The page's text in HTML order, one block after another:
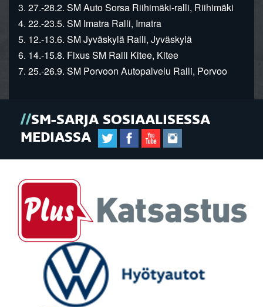
3. 27.-28.2. SM Auto Sorsa Riihimäki-ralli, Riihimäki
4. 22.-23.5. SM Imatra Ralli, Imatra
5. 12.-13.6. SM Jyväskylä Ralli, Jyväskylä
6. 14.-15.8. Fixus SM Ralli Kitee, Kitee
7. 25.-26.9. SM Porvoon Autopalvelu Ralli, Porvoo
SM-SARJA SOSIAALISESSA
MEDIASSA